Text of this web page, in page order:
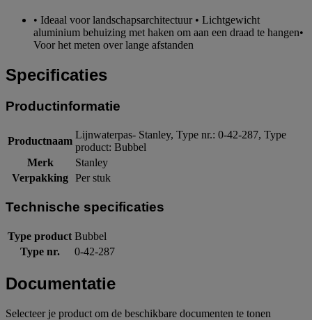
• Ideaal voor landschapsarchitectuur • Lichtgewicht
aluminium behuizing met haken om aan een draad te hangen•
Voor het meten over lange afstanden
Specificaties
Productinformatie
Productnaam
Lijnwaterpas- Stanley, Type nr.: 0-42-287, Type
product: Bubbel
Merk
Stanley
Verpakking Per stuk
Technische specificaties
Type product Bubbel
Type nr.
0-42-287
Documentatie
Selecteer je product om de beschikbare documenten te tonen